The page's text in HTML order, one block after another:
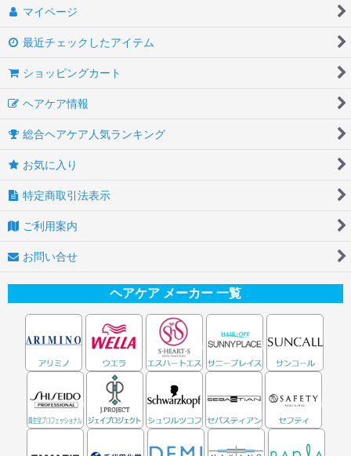
マイページ
最近チェックしたアイテム
ショッピングカート
ヘアケア情報
総合ヘアケア人気ランキング
お気に入り
特定商取引法表示
ご利用案内
お問い合せ
ヘアケア メーカー 一覧